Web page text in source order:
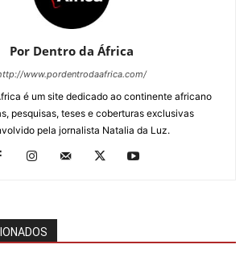
Por Dentro da África
www.pordentrodaafrica.com/
é um site dedicado ao continente africano
pesquisas, teses e coberturas exclusivas
pela jornalista Natalia da Luz.